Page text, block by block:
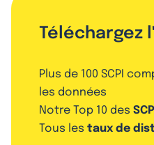
Téléchargez
Plus de 100 SCPI
les données
Notre Top 10 des
Tous les taux de